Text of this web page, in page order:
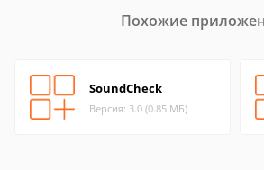
Похожие
SoundCheck
Версия: 3.0 (0.85 МБ)